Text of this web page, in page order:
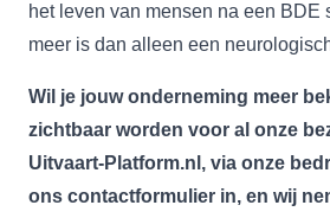
het leven van mensen na een BDE
meer is dan alleen een
Wil je jouw onderneming meer
zichtbaar worden voor al onze
Uitvaart-Platform.nl, via onze
ons contactformulier in, en wij